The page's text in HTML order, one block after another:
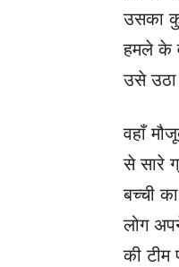
उसका
हमले के
उसे
वहाँ
से सारे
बच्ची
लोग
की टीम